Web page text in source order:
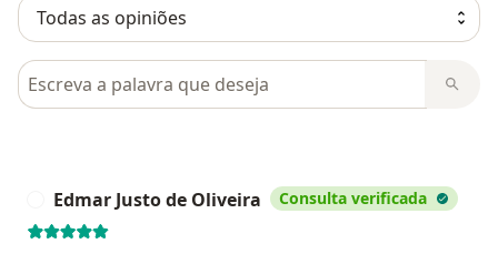
Pesquisar em opiniões
Edmar Justo de Oliveira Consulta verificada